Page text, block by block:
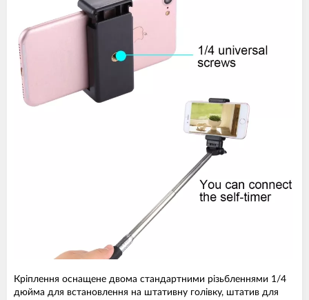
Кріплення оснащене двома стандартними різьбленнями 1/4
дюйма для встановлення на штативну голівку, штатив для